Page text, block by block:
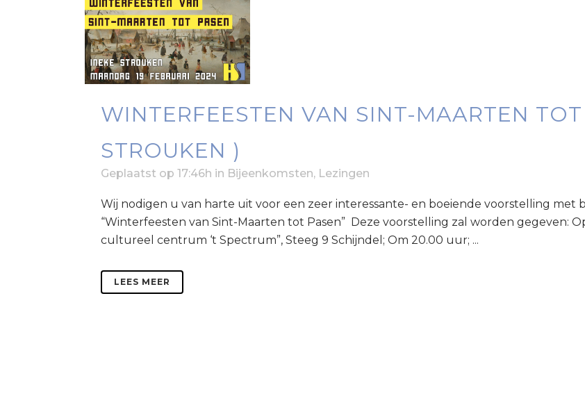
WINTERFEESTEN VAN SINT-MAARTEN
STROUKEN )
Geplaatst op 17:46h in Bijeenkomsten, Lezingen
Wij nodigen u van harte uit voor een zeer interessante- en boeiende voorstelling met
“Winterfeesten van Sint-Maarten tot Pasen” Deze voorstelling zal worden gegeven:
cultureel centrum ‘t Spectrum”, Steeg 9 Schijndel; Om 20.00 uur; ...
LEES MEER